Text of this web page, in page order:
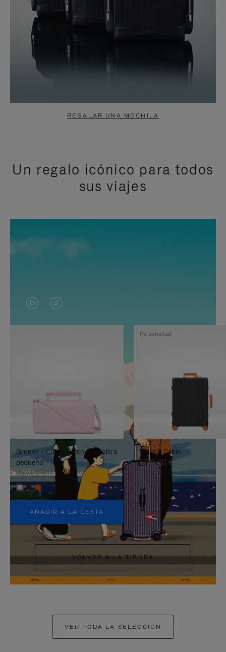
REGALAR UNA MOCHILA
Un regalo icónico para todos
sus viajes
EL
VÍDEO
PULSE
PAUSARLO.
EL
SONIDO
DESACTIVADO:
PULSE
PARA
ACTIVARLO.
Groove - Cuero Bolso bandolera
pequeño
950,00 €
+5
AÑADIR A LA CESTA
Classic Cabin
1.740,00 €
Personalizar
VOLVER A LA TIENDA
VER TODA LA SELECCIÓN